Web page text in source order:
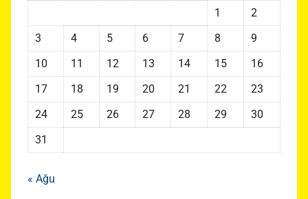
1
2
3
4 5 6 7 8
9
10
11 12 13 14 15
16
17
18 19 20 21 22
23
24
25 26 27 28 29
30
31
« Ağu